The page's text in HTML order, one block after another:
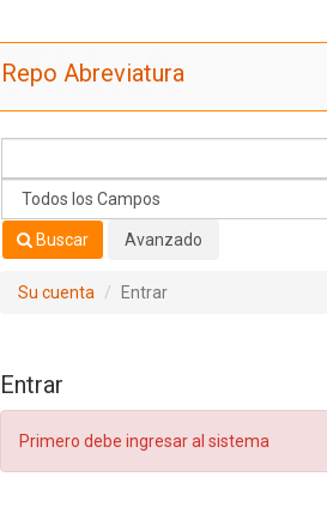
Repo Abreviatura
Buscar Avanzado
Su cuenta Entrar
Entrar
Primero debe ingresar al sistema